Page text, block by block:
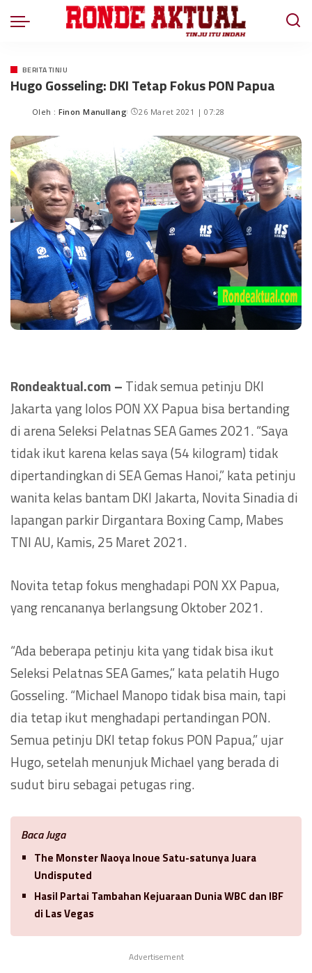
BERITA TINJU
Hugo Gosseling: DKI Tetap Fokus PON Papua
Oleh : Finon Manullang 26 Maret 2021 | 07:28
Rondeaktual.com – Tidak semua petinju DKI
Jakarta yang lolos PON XX Papua bisa bertanding
di arena Seleksi Pelatnas SEA Games 2021. “Saya
tidak ikut karena kelas saya (54 kilogram) tidak
dipertandingkan di SEA Gemas Hanoi,” kata petinju
wanita kelas bantam DKI Jakarta, Novita Sinadia di
lapangan parkir Dirgantara Boxing Camp, Mabes
TNI AU, Kamis, 25 Maret 2021.
Novita tetap fokus menghadapi PON XX Papua,
yang rencananya berlangsung Oktober 2021.
“Ada beberapa petinju kita yang tidak bisa ikut
Seleksi Pelatnas SEA Games,” kata pelatih Hugo
Gosseling. “Michael Manopo tidak bisa main, tapi
dia tetap ikut menghadapi pertandingan PON.
Semua petinju DKI tetap fokus PON Papua,” ujar
Hugo, setelah menunjuk Michael yang berada di
sudut biru sebagai petugas ring.
Baca Juga
The Monster Naoya Inoue Satu-satunya Juara
Undisputed
Hasil Partai Tambahan Kejuaraan Dunia WBC dan IBF
di Las Vegas
Advertisement